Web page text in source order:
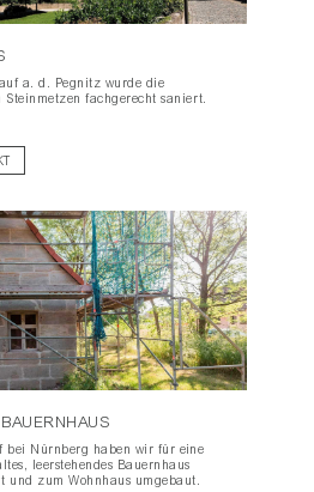
a. d. Pegnitz wurde die
Steinmetzen fachgerecht saniert.
bei Nürnberg haben wir für eine
leerstehendes Bauernhaus
und zum Wohnhaus umgebaut.